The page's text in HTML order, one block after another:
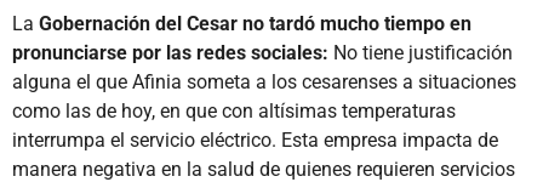
La Gobernación del Cesar no tardó mucho tiempo en
pronunciarse por las redes sociales: No tiene justificación
alguna el que Afinia someta a los cesarenses a situaciones
como las de hoy, en que con altísimas temperaturas
interrumpa el servicio eléctrico. Esta empresa impacta de
manera negativa en la salud de quienes requieren servicios